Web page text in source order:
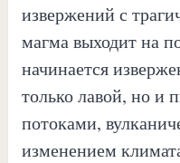
извержений с
магма выходит на
начинается
только лавой, но и
потоками,
изменением